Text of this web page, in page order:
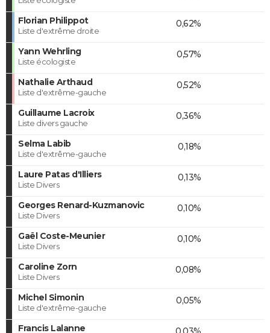
Florian Philippot
Liste d'extrême droite
0,62%
Yann Wehrling
Liste écologiste
0,57%
Nathalie Arthaud
Liste d'extrême-gauche
0,52%
Guillaume Lacroix
Liste divers gauche
0,36%
Selma Labib
Liste d'extrême-gauche
0,18%
Laure Patas d'Illiers
Liste Divers
0,13%
Georges Renard-Kuzmanovic
Liste Divers
0,10%
Gaël Coste-Meunier
Liste Divers
0,10%
Caroline Zorn
Liste Divers
0,08%
Michel Simonin
Liste d'extrême-gauche
0,05%
Francis Lalanne